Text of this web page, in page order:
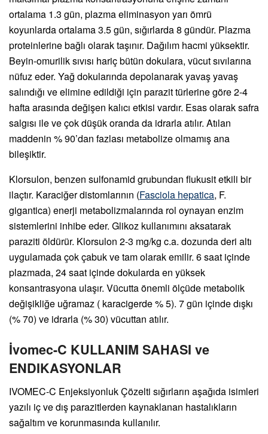
ortalama 1.3 gün, plazma eliminasyon yarı ömrü
koyunlarda ortalama 3.5 gün, sığırlarda 8 gündür. Plazma
proteinlerine bağlı olarak taşınır. Dağılım hacmi yüksektir.
Beyin-omurilik sıvısı hariç bütün dokulara, vücut sıvılarına
nüfuz eder. Yağ dokularında depolanarak yavaş yavaş
salındığı ve elimine edildiği için parazit türlerine göre 2-4
hafta arasında değişen kalıcı etkisi vardır. Esas olarak safra
salgısı ile ve çok düşük oranda da idrarla atılır. Atılan
maddenin % 90’dan fazlası metabolize olmamış ana
bileşiktir.
Klorsulon, benzen sulfonamid grubundan flukusit etkili bir
ilaçtır. Karaciğer distomlarının (Fasciola hepatica, F.
gigantica) enerji metabolizmalarında rol oynayan enzim
sistemlerini inhibe eder. Glikoz kullanımını aksatarak
paraziti öldürür. Klorsulon 2-3 mg/kg c.a. dozunda deri altı
uygulamada çok çabuk ve tam olarak emilir. 6 saat içinde
plazmada, 24 saat içinde dokularda en yüksek
konsantrasyona ulaşır. Vücutta önemli ölçüde metabolik
değişikliğe uğramaz ( karacigerde % 5). 7 gün içinde dışkı
(% 70) ve idrarla (% 30) vücuttan atılır.
İvomec-C KULLANIM SAHASI ve
ENDIKASYONLAR
IVOMEC-C Enjeksiyonluk Çözelti sığırların aşağıda isimleri
yazılı iç ve dış parazitlerden kaynaklanan hastalıkların
sağaltım ve korunmasında kullanılır.